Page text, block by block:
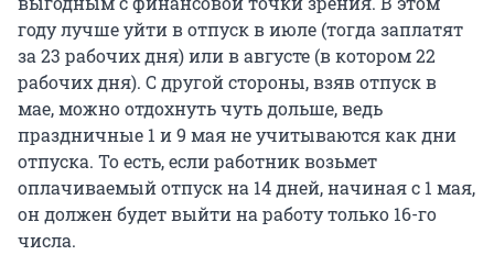
году лучше уйти в отпуск в июле (тогда заплатят
за 23 рабочих дня) или в августе (в котором 22
рабочих дня). С другой стороны, взяв отпуск в
мае, можно отдохнуть чуть дольше, ведь
праздничные 1 и 9 мая не учитываются как дни
отпуска. То есть, если работник возьмет
оплачиваемый отпуск на 14 дней, начиная с 1 мая,
он должен будет выйти на работу только 16-го
числа.